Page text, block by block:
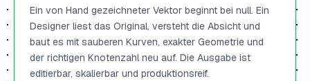
Ein von Hand gezeichneter Vektor beginnt bei null. Ein
Designer liest das Original, versteht die Absicht und
baut es mit sauberen Kurven, exakter Geometrie und
der richtigen Knotenzahl neu auf. Die Ausgabe ist
editierbar, skalierbar und produktionsreif.